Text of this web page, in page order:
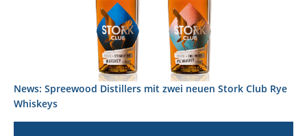
News: Spreewood Distillers mit zwei neuen Stork Club Rye
Whiskeys